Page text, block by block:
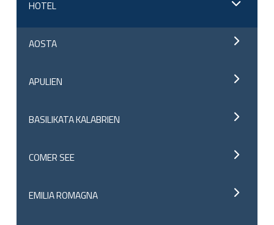
HOTEL
AOSTA
APULIEN
BASILIKATA KALABRIEN
COMER SEE
EMILIA ROMAGNA